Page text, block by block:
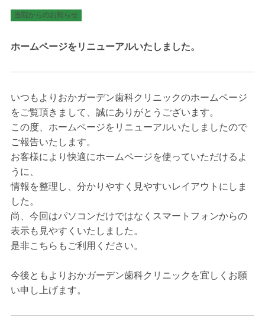
定期検診とメインテナンス
銀歯を白く美しい歯に
ホワイトニング
小児歯科
矯正歯科
歯周病治療
マタニティ歯科
虫歯の治療
根管治療
レーザー治療
入れ歯
当院からのお知らせ
ホームページをリニューアルいたしました。
いつもよりおかガーデン歯科クリニックのホームページ
をご覧頂きまして、誠にありがとうございます。
この度、ホームページをリニューアルいたしましたので
ご報告いたします。
お客様により快適にホームページを使っていただけるよ
うに、
情報を整理し、分かりやすく見やすいレイアウトにしま
した。
尚、今回はパソコンだけではなくスマートフォンからの
表示も見やすくいたしました。
是非こちらもご利用ください。
今後ともよりおかガーデン歯科クリニックを宜しくお願
い申し上げます。